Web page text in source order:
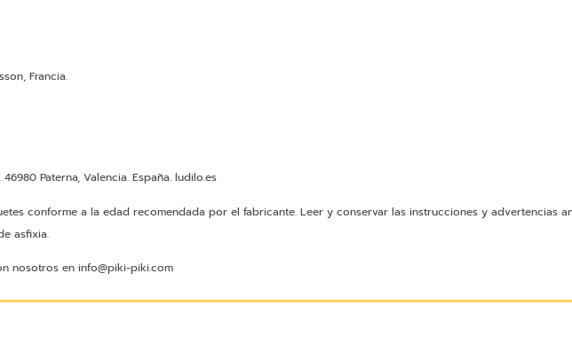
Francia.
Paterna, Valencia. España. ludilo.es
conforme a la edad recomendada por el fabricante. Leer y conservar las instrucciones y advertencias
asfixia.
nosotros en info@piki-piki.com